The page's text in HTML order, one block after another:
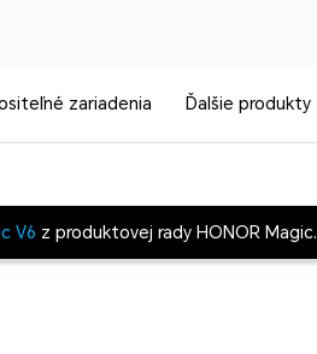
zariadenia Ďalšie produkty
V6 z produktovej rady HONOR Magic.